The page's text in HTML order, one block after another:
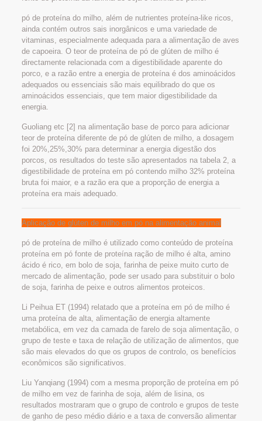
pó de proteína do milho, além de nutrientes proteína-like ricos,
ainda contém outros sais inorgânicos e uma variedade de
vitaminas, especialmente adequada para a alimentação de aves
de capoeira. O teor de proteína de pó de glúten de milho é
directamente relacionada com a digestibilidade aparente do
porco, e a razão entre a energia de proteína é dos aminoácidos
adequados ou essenciais são mais equilibrado do que os
aminoácidos essenciais, que tem maior digestibilidade da
energia.
Guoliang etc [2] na alimentação base de porco para adicionar
teor de proteína diferente de pó de glúten de milho, a dosagem
foi 20%,25%,30% para determinar a energia digestão dos
porcos, os resultados do teste são apresentados na tabela 2, a
digestibilidade de proteína em pó contendo milho 32% proteína
bruta foi maior, e a razão era que a proporção de energia a
proteína era mais adequado.
Aplicação de glúten de milho em pó na alimentação animal
pó de proteína de milho é utilizado como conteúdo de proteína
proteína em pó fonte de proteína ração de milho é alta, amino
ácido é rico, em bolo de soja, farinha de peixe muito curto de
mercado de alimentação, pode ser usado para substituir o bolo
de soja, farinha de peixe e outros alimentos proteicos.
Li Peihua ET (1994) relatado que a proteína em pó de milho é
uma proteína de alta, alimentação de energia altamente
metabólica, em vez da camada de farelo de soja alimentação, o
grupo de teste e taxa de relação de utilização de alimentos, que
são mais elevados do que os grupos de controlo, os benefícios
econômicos são significativos.
Liu Yanqiang (1994) com a mesma proporção de proteína em pó
de milho em vez de farinha de soja, além de lisina, os
resultados mostraram que o grupo de controlo e grupos de teste
de ganho de peso médio diário e a taxa de conversão alimentar